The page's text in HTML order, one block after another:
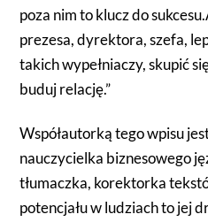
poza nim to klucz do
prezesa, dyrektora, szefa,
takich wypełniaczy, skupić
buduj relację.”
Współautorką tego wpisu
nauczycielka biznesowego
tłumaczka, korektorka
potencjału w ludziach to jej